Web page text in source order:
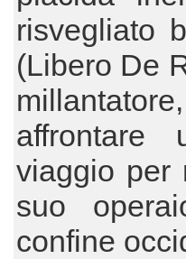
risvegliato
(Libero De
viaggio per
suo
confine